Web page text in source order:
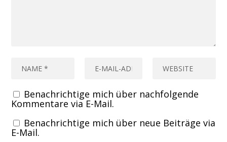
Benachrichtige mich über nachfolgende
Kommentare via E-Mail.
Benachrichtige mich über neue Beiträge via
E-Mail.